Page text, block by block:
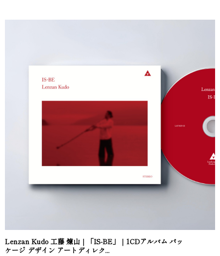
Lenzan Kudo 工藤 煉山｜「IS-BE」｜1CDアルバム パッ
ケージ デザイン アートディレク...